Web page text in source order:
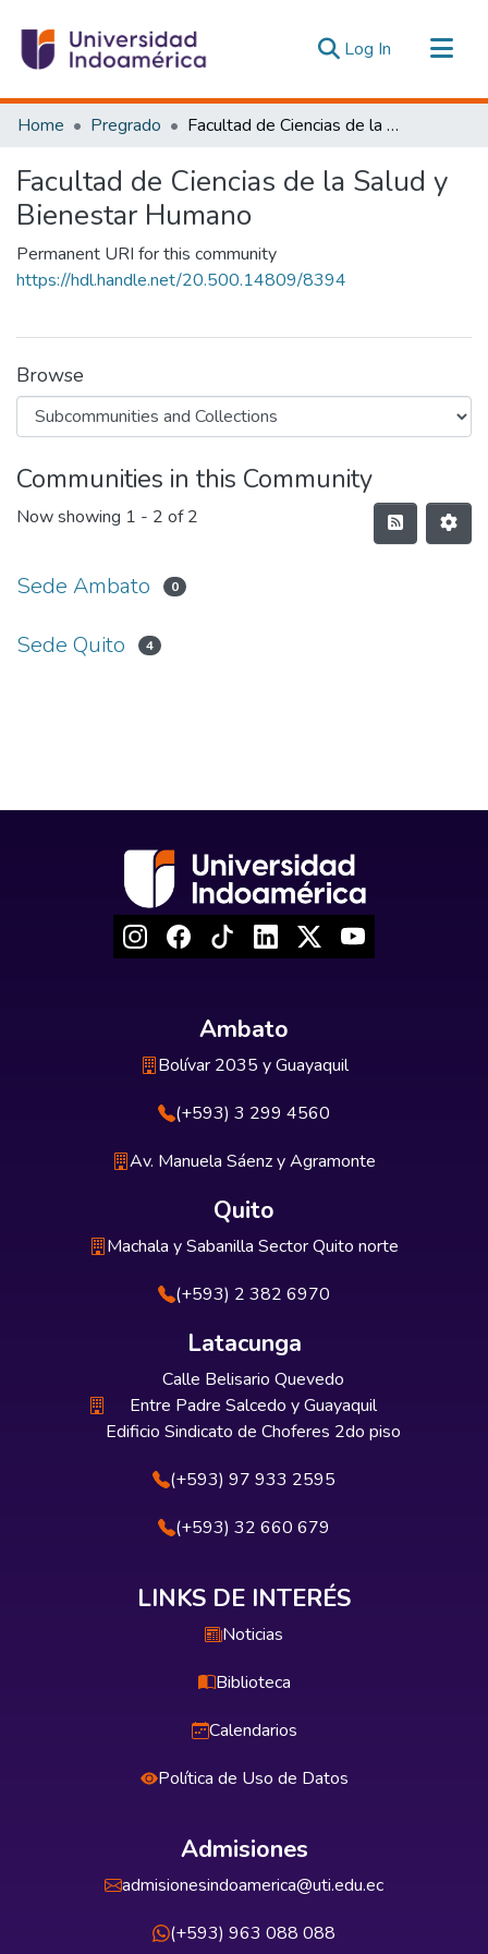
Log In (current)
Communities & Collections
Statistics
Estadísticas Externas
Home Pregrado Facultad de Ciencias de la Salud y Bienestar Humano
Facultad de Ciencias de la Salud y
Bienestar Humano
Permanent URI for this community
https://hdl.handle.net/20.500.14809/8394
Browse
Communities in this Community
Now showing 1 - 2 of 2
Sede Ambato 0
Sede Quito 4
Ambato
Bolívar 2035 y Guayaquil
(+593) 3 299 4560
Av. Manuela Sáenz y Agramonte
Quito
Machala y Sabanilla Sector Quito norte
(+593) 2 382 6970
Latacunga
Calle Belisario Quevedo
Entre Padre Salcedo y Guayaquil
Edificio Sindicato de Choferes 2do piso
(+593) 97 933 2595
(+593) 32 660 679
LINKS DE INTERÉS
Noticias
Biblioteca
Calendarios
Política de Uso de Datos
Admisiones
admisionesindoamerica@uti.edu.ec
(+593) 963 088 088